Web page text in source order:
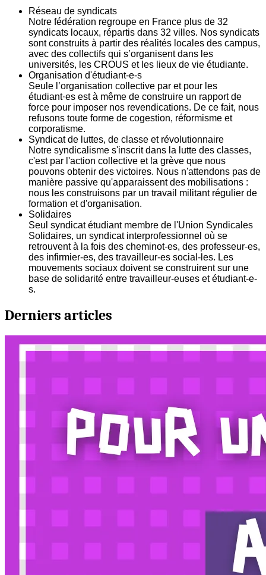
Réseau de syndicats
Notre fédération regroupe en France plus de 32
syndicats locaux, répartis dans 32 villes. Nos syndicats
sont construits à partir des réalités locales des campus,
avec des collectifs qui s’organisent dans les
universités, les CROUS et les lieux de vie étudiante.
Organisation d'étudiant-e-s
Seule l’organisation collective par et pour les
étudiant·es est à même de construire un rapport de
force pour imposer nos revendications. De ce fait, nous
refusons toute forme de cogestion, réformisme et
corporatisme.
Syndicat de luttes, de classe et révolutionnaire
Notre syndicalisme s'inscrit dans la lutte des classes,
c'est par l'action collective et la grève que nous
pouvons obtenir des victoires. Nous n'attendons pas de
manière passive qu'apparaissent des mobilisations :
nous les construisons par un travail militant régulier de
formation et d'organisation.
Solidaires
Seul syndicat étudiant membre de l'Union Syndicales
Solidaires, un syndicat interprofessionnel où se
retrouvent à la fois des cheminot-es, des professeur-es,
des infirmier-es, des travailleur-es social-les. Les
mouvements sociaux doivent se construirent sur une
base de solidarité entre travailleur-euses et étudiant-e-
s.
Derniers articles